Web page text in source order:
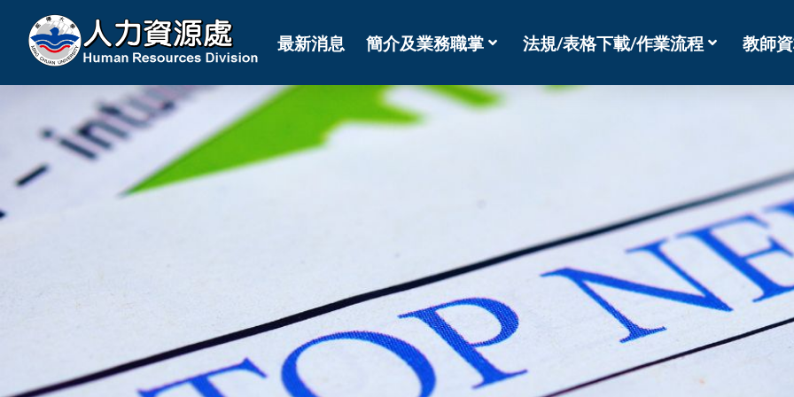
最新消息 簡介及業務職掌 法規/表格下載/作業流程 教師